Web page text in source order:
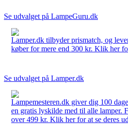
Se udvalget på LampeGuru.dk
Lamper.dk tilbyder prismatch, og
køber for mere end 300 kr. Klik her
Se udvalget på Lamper.dk
Lampemesteren.dk giver dig 100
en gratis lyskilde med til alle lamper.
over 499 kr. Klik her for at se deres